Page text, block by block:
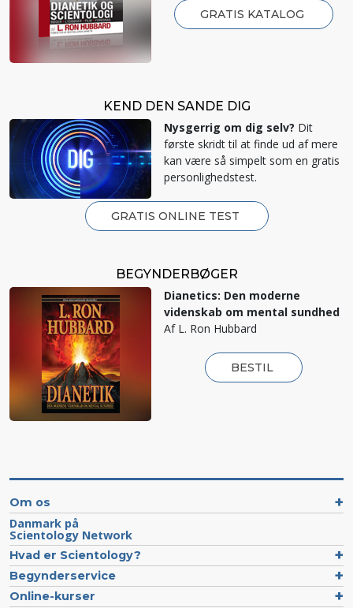
GRATIS KATALOG
KEND DEN SANDE DIG
Nysgerrig om dig selv? Dit
første skridt til at finde ud af mere
kan være så simpelt som en gratis
personlighedstest.
GRATIS ONLINE TEST
BEGYNDERBØGER
Dianetics: Den moderne
videnskab om mental sundhed
Af L. Ron Hubbard
BESTIL
Om os
Danmark på
Scientology Network
Hvad er Scientology?
Begynderservice
Online-kurser